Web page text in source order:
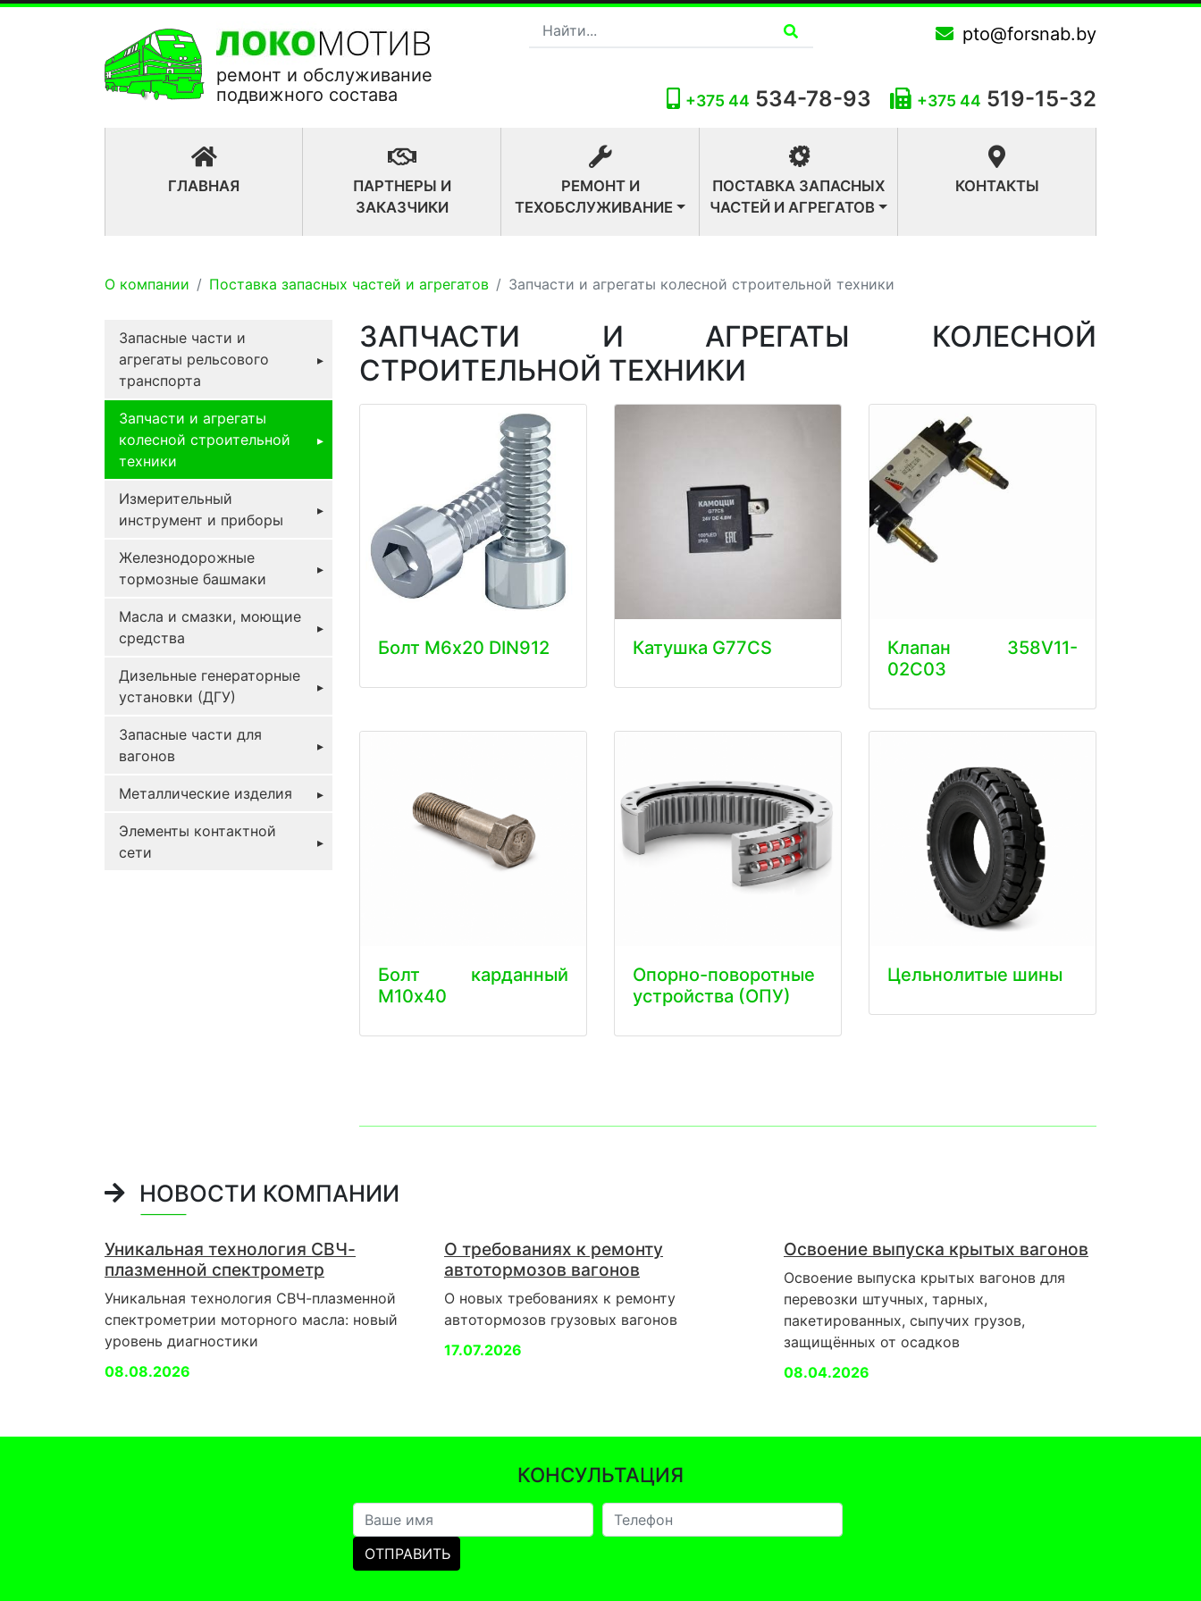
ремонт и обслуживание
подвижного состава
pto@forsnab.by
+375 44 534-78-93 +375 44 519-15-32
ГЛАВНАЯ
ПАРТНЕРЫ И
ЗАКАЗЧИКИ
РЕМОНТ И
ТЕХОБСЛУЖИВАНИЕ
ПОСТАВКА ЗАПАСНЫХ
ЧАСТЕЙ И АГРЕГАТОВ
КОНТАКТЫ
О компании Поставка запасных частей и агрегатов Запчасти и агрегаты колесной строительной техники
Запасные части и
агрегаты рельсового
транспорта
Запчасти и агрегаты
колесной строительной
техники
Измерительный
инструмент и приборы
Железнодорожные
тормозные башмаки
Масла и смазки, моющие
средства
Дизельные генераторные
установки (ДГУ)
Запасные части для
вагонов
Металлические изделия
Элементы контактной
сети
ЗАПЧАСТИ И АГРЕГАТЫ КОЛЕСНОЙ
СТРОИТЕЛЬНОЙ ТЕХНИКИ
Болт М6х20 DIN912 Катушка G77CS
Клапан 358V11-
02C03
Болт карданный
М10х40
Опорно-поворотные
устройства (ОПУ)
Цельнолитые шины
НОВОСТИ КОМПАНИИ
Уникальная технология СВЧ-
плазменной спектрометр
Уникальная технология СВЧ-плазменной
спектрометрии моторного масла: новый
уровень диагностики
08.08.2026
О требованиях к ремонту
автотормозов вагонов
О новых требованиях к ремонту
автотормозов грузовых вагонов
17.07.2026
Освоение выпуска крытых вагонов
Освоение выпуска крытых вагонов для
перевозки штучных, тарных,
пакетированных, сыпучих грузов,
защищённых от осадков
08.04.2026
КОНСУЛЬТАЦИЯ